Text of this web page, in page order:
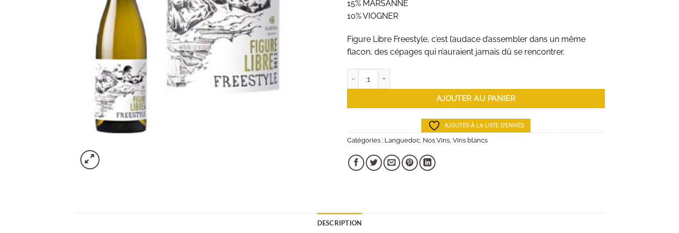
15% MARSANNE
10% VIOGNER
Figure Libre Freestyle, c’est l’audace d’assembler dans un même
flacon, des cépages qui n’auraient jamais dû se rencontrer.
AJOUTER AU PANIER
AJOUTER À LA LISTE D'ENVIES
Catégories : Languedoc Nos Vins Vins blancs
DESCRIPTION